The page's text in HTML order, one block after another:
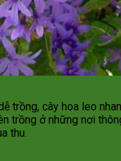
trồng, cây hoa leo
trồng ở những nơi
thu.